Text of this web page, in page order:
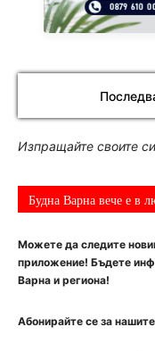
Изпращайте своите
Будна Варна вече е в
Можете да следите
приложение! Бъдете
Варна и региона!
Абонирайте се за